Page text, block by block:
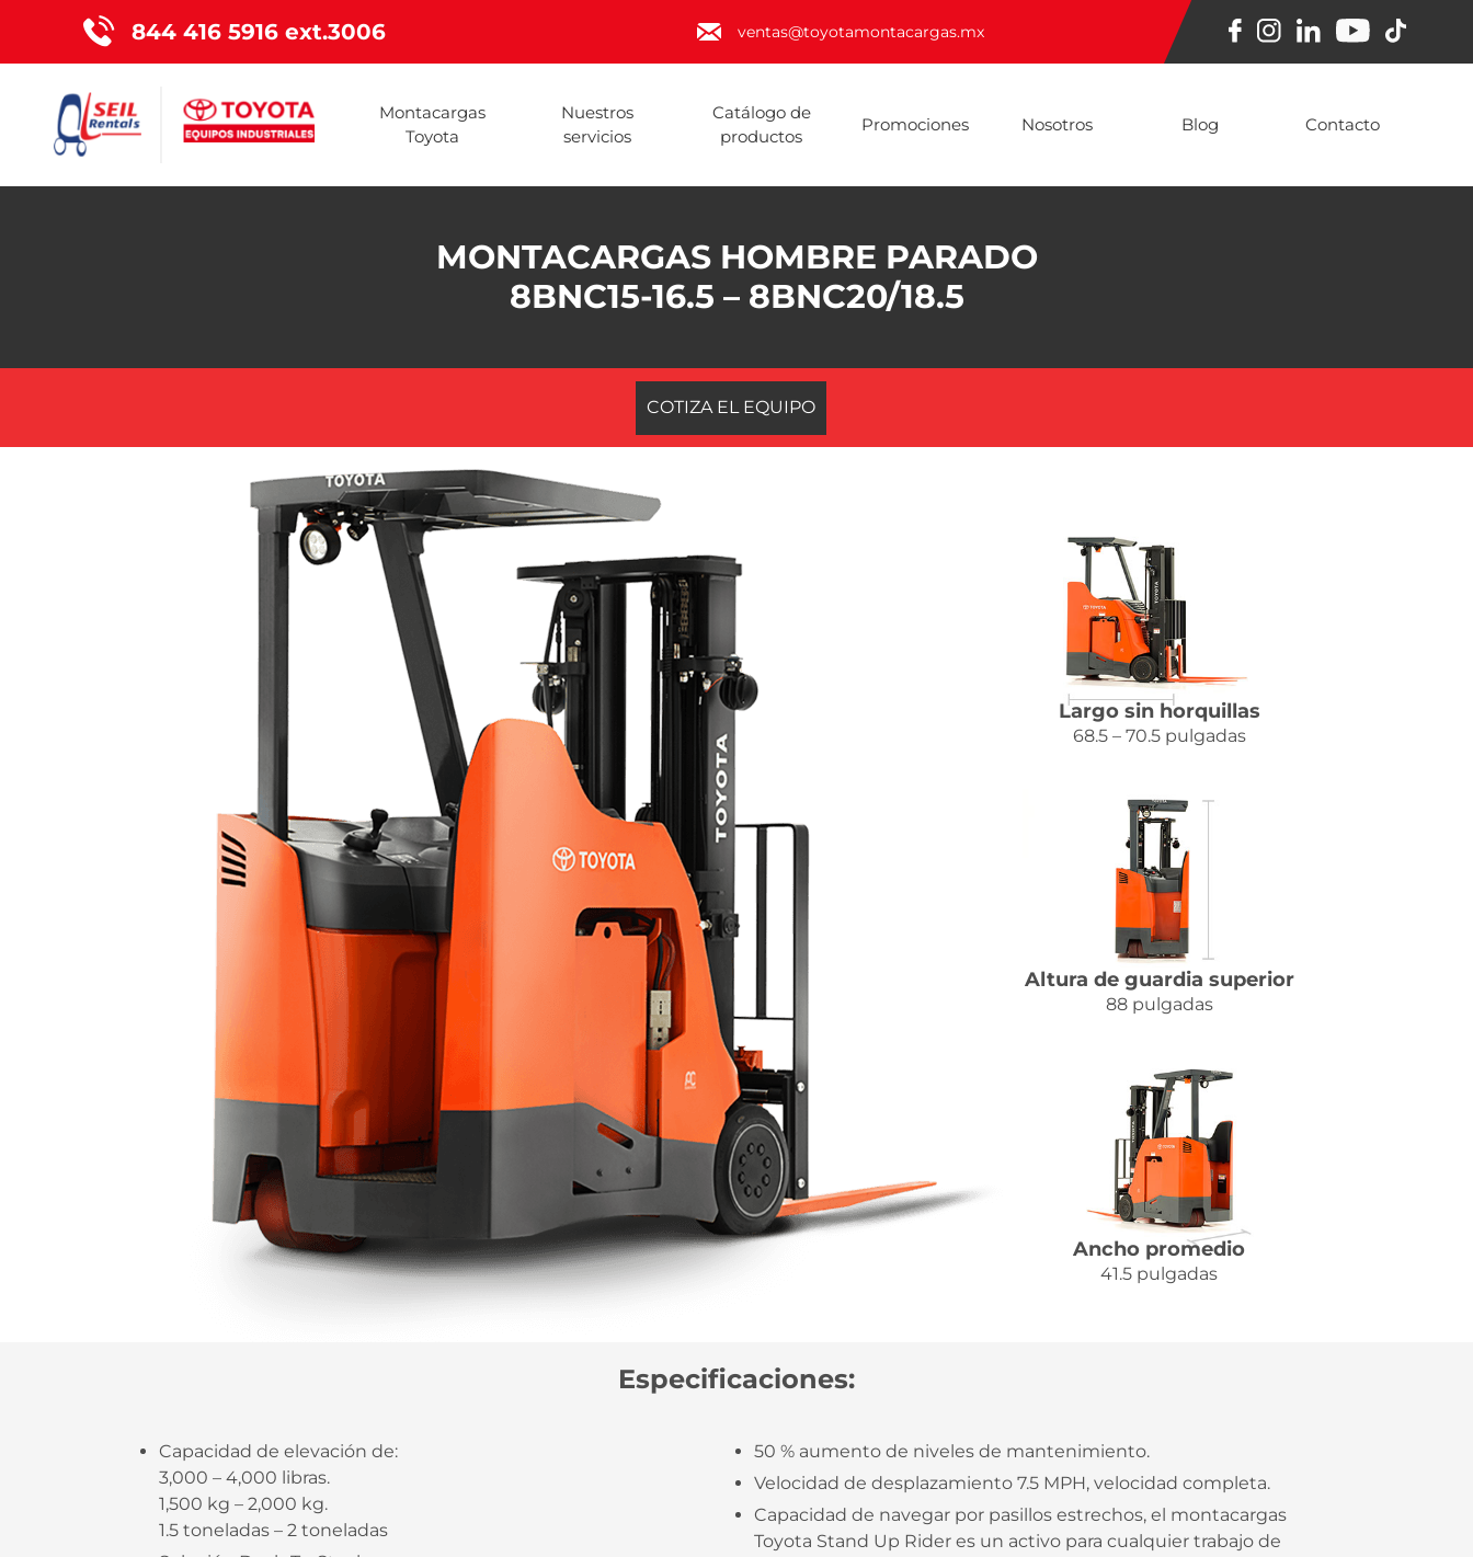
844 416 5916 ext.3006 ventas@toyotamontacargas.mx
Montacargas
Toyota
Nuestros
servicios
Catálogo de
productos
Promociones Nosotros Blog Contacto
MONTACARGAS HOMBRE PARADO
8BNC15-16.5 – 8BNC20/18.5
COTIZA EL EQUIPO
Largo sin horquillas
68.5 – 70.5 pulgadas
Altura de guardia superior
88 pulgadas
Ancho promedio
41.5 pulgadas
Especificaciones:
Capacidad de elevación de:
3,000 – 4,000 libras.
1,500 kg – 2,000 kg.
1.5 toneladas – 2 toneladas
50 % aumento de niveles de mantenimiento.
Velocidad de desplazamiento 7.5 MPH, velocidad completa.
Capacidad de navegar por pasillos estrechos, el montacargas
Toyota Stand Up Rider es un activo para cualquier trabajo de